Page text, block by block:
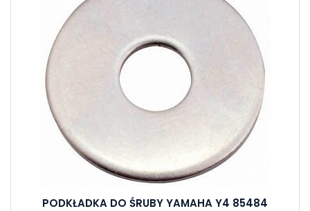
PODKŁADKA DO ŚRUBY YAMAHA Y4 85484